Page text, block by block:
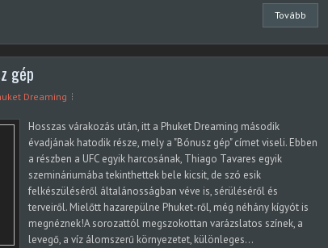
Tovább
gép
Dreaming
Hosszas várakozás után, itt a Phuket Dreaming második
évadjának hatodik része, mely a "Bónusz gép" címet viseli. Ebben
a részben a UFC egyik harcosának, Thiago Tavares egyik
szemináriumába tekinthettek bele kicsit, de szó esik
felkészüléséről általánosságban véve is, sérüléséről és
terveiről. Mielőtt hazarepülne Phuket-ről, még néhány kígyót is
megnéznek!A sorozattól megszokottan varázslatos színek, a
levegő, a víz álomszerű környezetet, különleges...